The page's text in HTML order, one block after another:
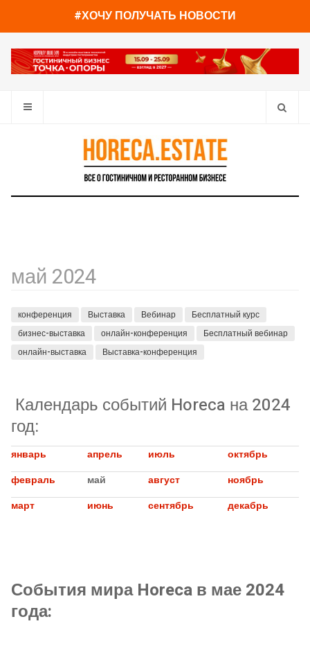
#ХОЧУ ПОЛУЧАТЬ НОВОСТИ
май 2024
конференция Выставка Вебинар
Бесплатный курс
бизнес-выставка
онлайн-конференция
Бесплатный вебинар
онлайн-выставка
Выставка-конференция
Календарь событий Horeca на 2024
год:
январь апрель июль
октябрь
февраль
май август
ноябрь
март
июнь сентябрь декабрь
События мира Horeca в мае 2024
года: